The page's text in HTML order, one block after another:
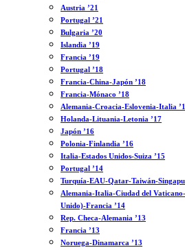
Austria ’21
Portugal ’21
Bulgaria ’20
Islandia ’19
Francia ’19
Portugal ’18
Francia-China-Japón ’18
Francia-Mónaco ’18
Alemania-Croacia-Eslovenia-Italia
Holanda-Lituania-Letonia ’17
Japón ’16
Polonia-Finlandia ’16
Italia-Estados Unidos-Suiza ’15
Portugal ’14
Turquía-EAU-Qatar-Taiwán-
Alemania-Italia-Ciudad del
Unido)-Francia ’14
Rep. Checa-Alemania ’13
Francia ’13
Noruega-Dinamarca ’13